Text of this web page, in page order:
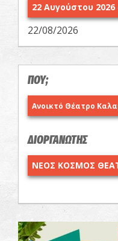
22 Αυγούστου 2026
22/08/2026
ΠΟΥ;
Ανοικτό Θέατρο
ΔΙΟΡΓΑΝΩΤΗΣ
ΝΕΟΣ ΚΟΣΜΟΣ